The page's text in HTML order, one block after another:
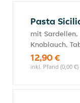
Pasta
mit Sardellen,
Knoblauch,
12,90 €
inkl. Pfand (0,00 €)